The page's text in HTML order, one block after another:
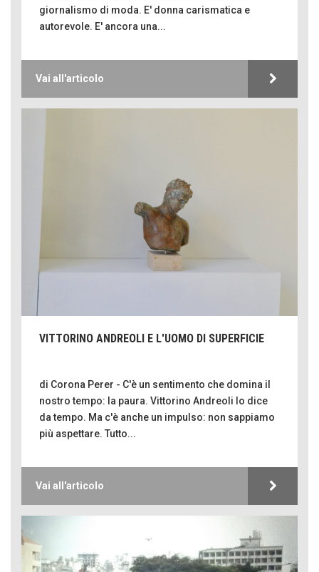
giornalismo di moda. E' donna carismatica e
autorevole. E' ancora una...
Vai all'articolo
VITTORINO ANDREOLI E L'UOMO DI SUPERFICIE
di Corona Perer - C'è un sentimento che domina il
nostro tempo: la paura. Vittorino Andreoli lo dice
da tempo. Ma c'è anche un impulso: non sappiamo
più aspettare. Tutto...
Vai all'articolo